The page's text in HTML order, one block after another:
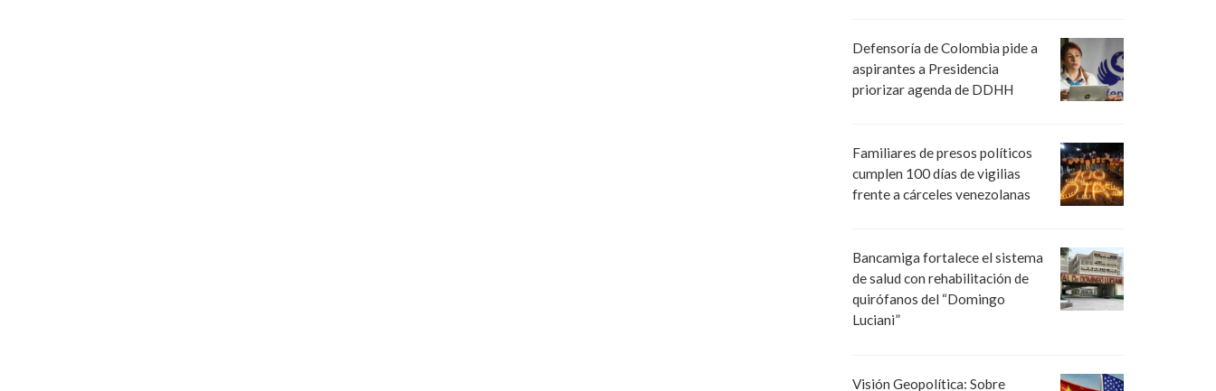
Defensoría de Colombia pide a
aspirantes a Presidencia
priorizar agenda de DDHH
Familiares de presos políticos
cumplen 100 días de vigilias
frente a cárceles venezolanas
Bancamiga fortalece el sistema
de salud con rehabilitación de
quirófanos del “Domingo
Luciani”
Visión Geopolítica: Sobre